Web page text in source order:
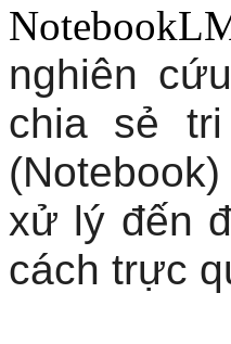
nghiên
chia sẻ
xử lý đến
cách trực